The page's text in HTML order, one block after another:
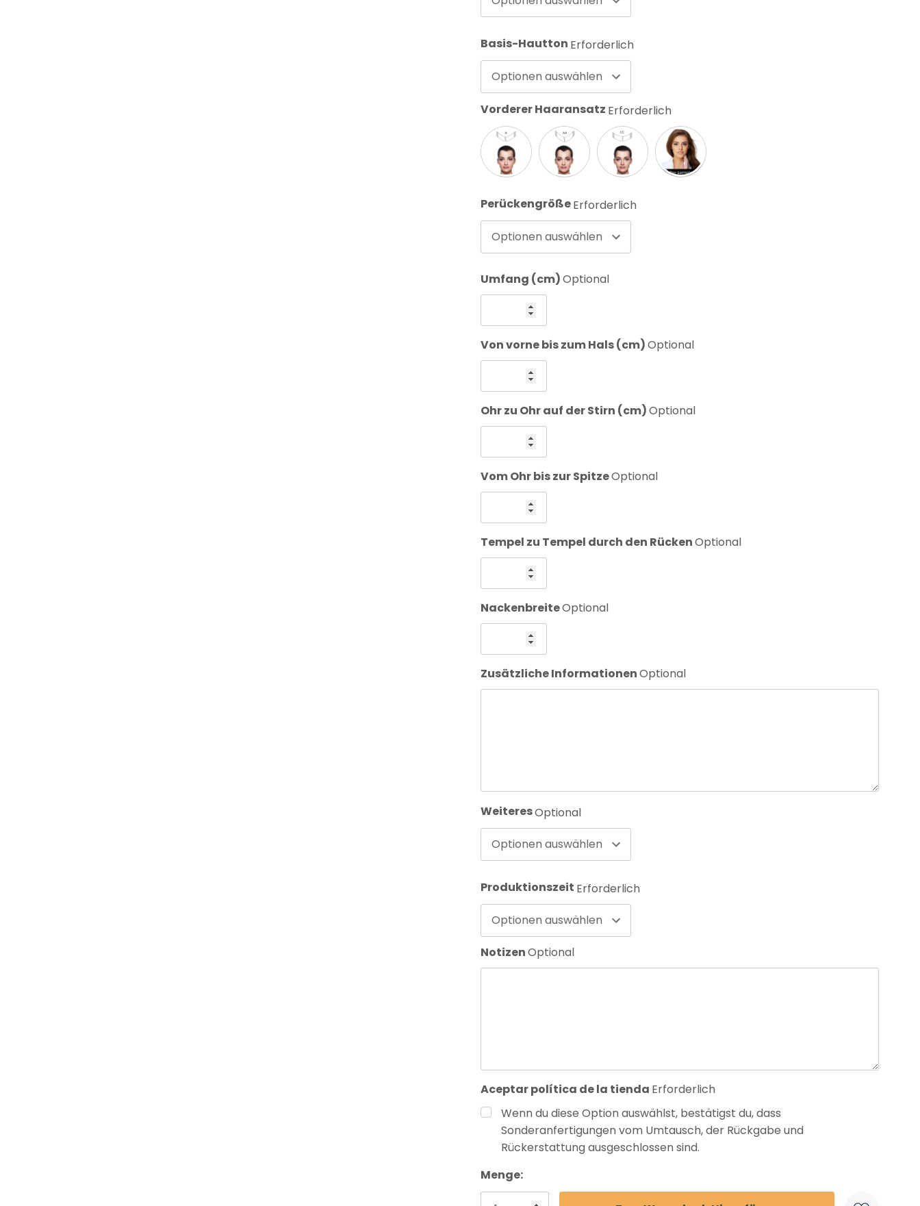
Basis-Hautton Erforderlich
Optionen auswählen
Vorderer Haaransatz Erforderlich
PerückengrößeErforderlich
Optionen auswählen
Umfang (cm)Optional
Von vorne bis zum Hals (cm)Optional
Ohr zu Ohr auf der Stirn (cm)Optional
Vom Ohr bis zur SpitzeOptional
Tempel zu Tempel durch den RückenOptional
NackenbreiteOptional
Zusätzliche InformationenOptional
WeiteresOptional
Optionen auswählen
Produktionszeit Erforderlich
Optionen auswählen
NotizenOptional
Aceptar política de la tienda Erforderlich
Wenn du diese Option auswählst, bestätigst du, dass
Sonderanfertigungen vom Umtausch, der Rückgabe und
Rückerstattung ausgeschlossen sind.
Aktueller
Lagerbestand:
Menge: